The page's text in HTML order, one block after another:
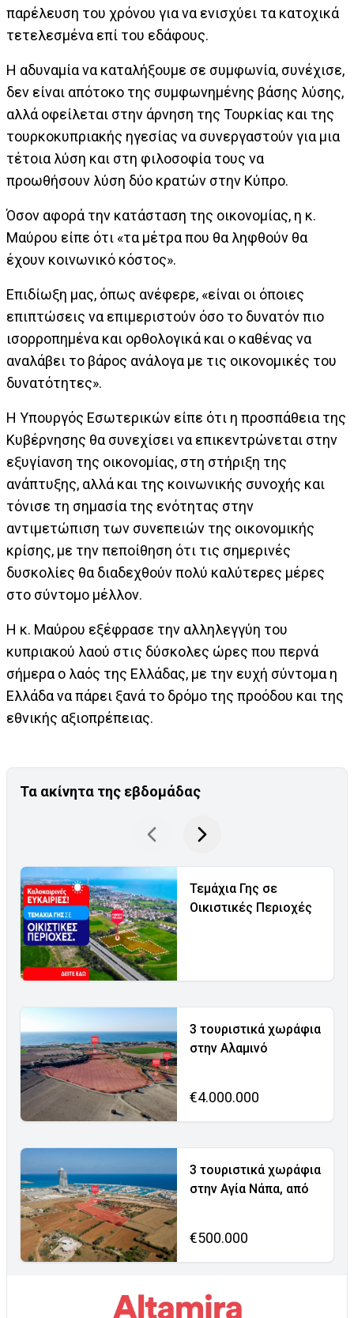
παρέλευση του χρόνου για να ενισχύει τα κατοχικά
τετελεσμένα επί του εδάφους.
Η αδυναμία να καταλήξουμε σε συμφωνία, συνέχισε,
δεν είναι απότοκο της συμφωνημένης βάσης λύσης,
αλλά οφείλεται στην άρνηση της Τουρκίας και της
τουρκοκυπριακής ηγεσίας να συνεργαστούν για μια
τέτοια λύση και στη φιλοσοφία τους να
προωθήσουν λύση δύο κρατών στην Κύπρο.
Όσον αφορά την κατάσταση της οικονομίας, η κ.
Μαύρου είπε ότι «τα μέτρα που θα ληφθούν θα
έχουν κοινωνικό κόστος».
Επιδίωξη μας, όπως ανέφερε, «είναι οι όποιες
επιπτώσεις να επιμεριστούν όσο το δυνατόν πιο
ισορροπημένα και ορθολογικά και ο καθένας να
αναλάβει το βάρος ανάλογα με τις οικονομικές του
δυνατότητες».
Η Υπουργός Εσωτερικών είπε ότι η προσπάθεια της
Κυβέρνησης θα συνεχίσει να επικεντρώνεται στην
εξυγίανση της οικονομίας, στη στήριξη της
ανάπτυξης, αλλά και της κοινωνικής συνοχής και
τόνισε τη σημασία της ενότητας στην
αντιμετώπιση των συνεπειών της οικονομικής
κρίσης, με την πεποίθηση ότι τις σημερινές
δυσκολίες θα διαδεχθούν πολύ καλύτερες μέρες
στο σύντομο μέλλον.
Η κ. Μαύρου εξέφρασε την αλληλεγγύη του
κυπριακού λαού στις δύσκολες ώρες που περνά
σήμερα ο λαός της Ελλάδας, με την ευχή σύντομα η
Ελλάδα να πάρει ξανά το δρόμο της προόδου και της
εθνικής αξιοπρέπειας.
Τα ακίνητα της εβδομάδας
Τεμάχια Γης σε
Οικιστικές Περιοχές
3 τουριστικά χωράφια
στην Αλαμινό
€4.000.000
3 τουριστικά χωράφια
στην Αγία Νάπα, από
€500.000